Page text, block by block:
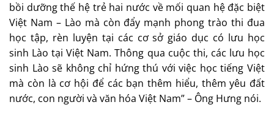
bồi dưỡng thế hệ trẻ hai nước về mối quan hệ đặc biệt
Việt Nam – Lào mà còn đẩy mạnh phong trào thi đua
học tập, rèn luyện tại các cơ sở giáo dục có lưu học
sinh Lào tại Việt Nam. Thông qua cuộc thi, các lưu học
sinh Lào sẽ không chỉ hứng thú với việc học tiếng Việt
mà còn là cơ hội để các bạn thêm hiểu, thêm yêu đất
nước, con người và văn hóa Việt Nam” – Ông Hưng nói.